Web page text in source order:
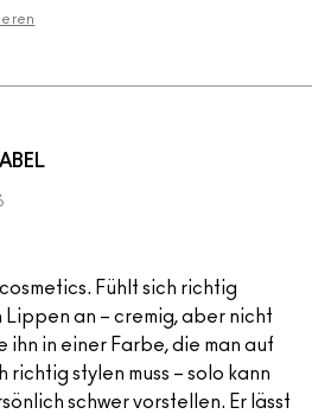
Fühlt sich richtig
Lippen an – cremig, aber nicht
ihn in einer Farbe, die man auf
stylen muss – solo kann
schwer vorstellen. Er lässt